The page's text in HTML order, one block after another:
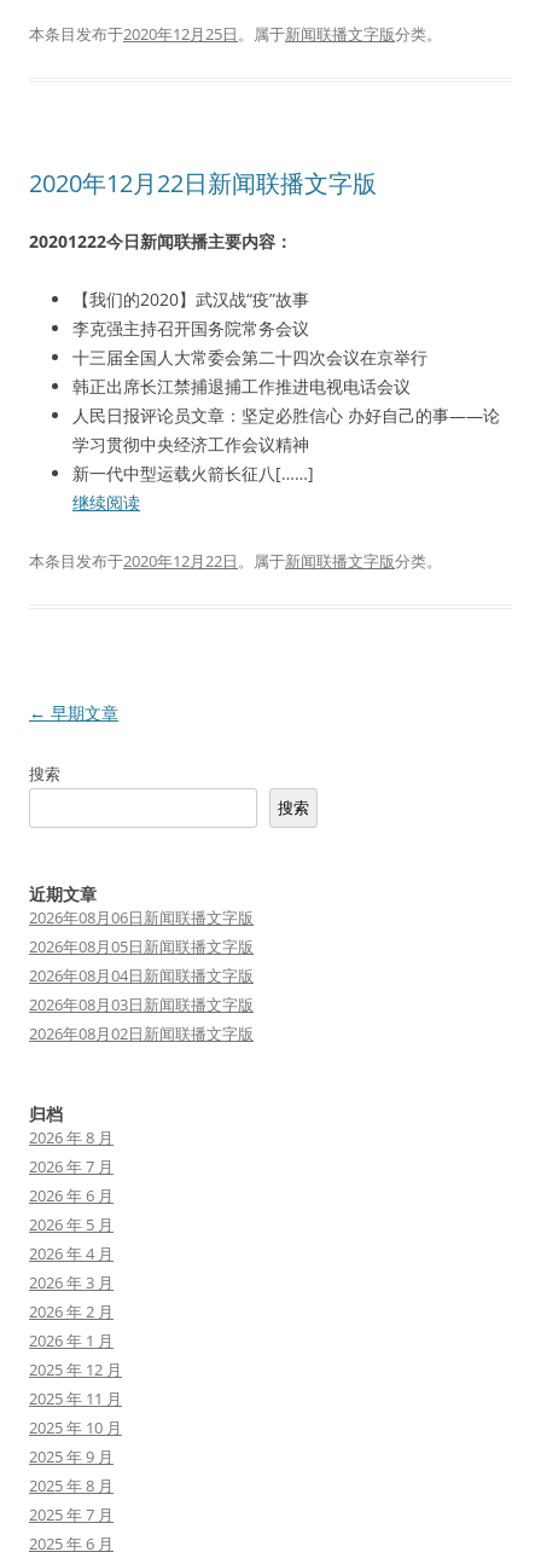
本条目发布于2020年12月25日。属于新闻联播文字版分类。
2020年12月22日新闻联播文字版
20201222今日新闻联播主要内容：
【我们的2020】武汉战“疫”故事
李克强主持召开国务院常务会议
十三届全国人大常委会第二十四次会议在京举行
韩正出席长江禁捕退捕工作推进电视电话会议
人民日报评论员文章：坚定必胜信心 办好自己的事——论
学习贯彻中央经济工作会议精神
新一代中型运载火箭长征八[……]
继续阅读
本条目发布于2020年12月22日。属于新闻联播文字版分类。
文
导
← 早期文章
搜索
搜索
近期文章
2026年08月06日新闻联播文字版
2026年08月05日新闻联播文字版
2026年08月04日新闻联播文字版
2026年08月03日新闻联播文字版
2026年08月02日新闻联播文字版
归档
2026 年 8 月
2026 年 7 月
2026 年 6 月
2026 年 5 月
2026 年 4 月
2026 年 3 月
2026 年 2 月
2026 年 1 月
2025 年 12 月
2025 年 11 月
2025 年 10 月
2025 年 9 月
2025 年 8 月
2025 年 7 月
2025 年 6 月